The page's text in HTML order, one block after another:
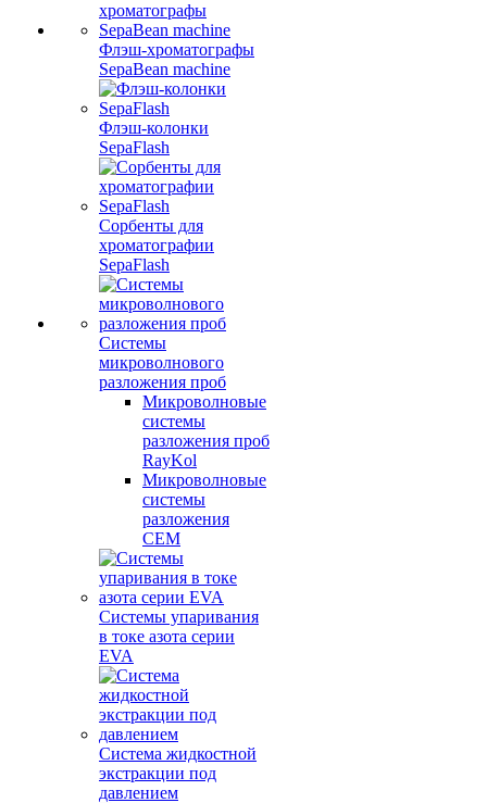
Флэш-хроматографы
SepaBean machine
Флэш-колонки
SepaFlash
Сорбенты для
хроматографии
SepaFlash
Системы
микроволнового
разложения проб
Микроволновые
системы
разложения проб
RayKol
Микроволновые
системы
разложения
CEM
Системы упаривания
в токе азота серии
EVA
Система жидкостной
экстракции под
давлением